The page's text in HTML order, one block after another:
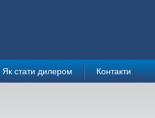
Як стати дилером Контакти